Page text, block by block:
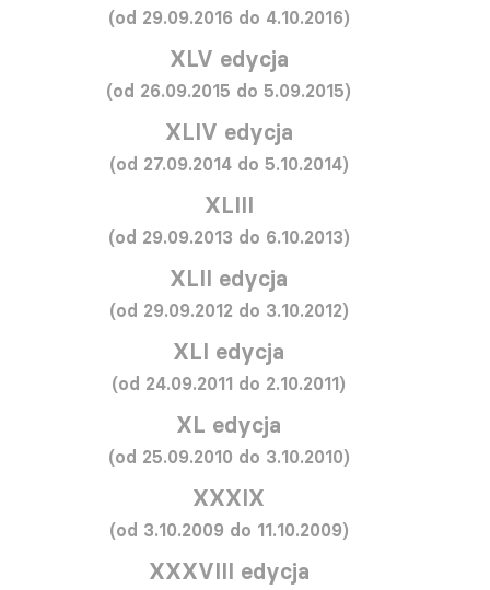
(od 29.09.2016 do 4.10.2016)
XLV edycja
(od 26.09.2015 do 5.09.2015)
XLIV edycja
(od 27.09.2014 do 5.10.2014)
XLIII
(od 29.09.2013 do 6.10.2013)
XLII edycja
(od 29.09.2012 do 3.10.2012)
XLI edycja
(od 24.09.2011 do 2.10.2011)
XL edycja
(od 25.09.2010 do 3.10.2010)
XXXIX
(od 3.10.2009 do 11.10.2009)
XXXVIII edycja